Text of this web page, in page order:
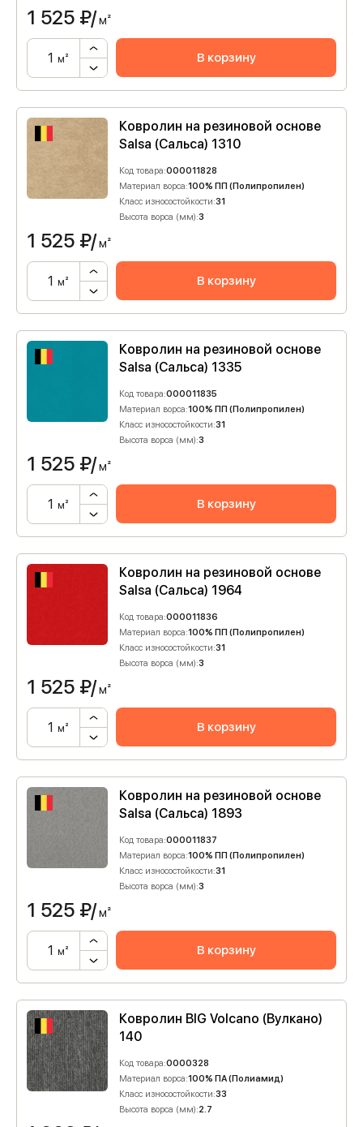
1 525 ₽/м²
м² В корзину
Ковролин на резиновой основе
Salsa (Сальса) 1310
Код товара:000011828
Материал ворса:100% ПП (Полипропилен)
Класс износостойкости:31
Высота ворса (мм):3
1 525 ₽/м²
м² В корзину
Ковролин на резиновой основе
Salsa (Сальса) 1335
Код товара:000011835
Материал ворса:100% ПП (Полипропилен)
Класс износостойкости:31
Высота ворса (мм):3
1 525 ₽/м²
м² В корзину
Ковролин на резиновой основе
Salsa (Сальса) 1964
Код товара:000011836
Материал ворса:100% ПП (Полипропилен)
Класс износостойкости:31
Высота ворса (мм):3
1 525 ₽/м²
м² В корзину
Ковролин на резиновой основе
Salsa (Сальса) 1893
Код товара:000011837
Материал ворса:100% ПП (Полипропилен)
Класс износостойкости:31
Высота ворса (мм):3
1 525 ₽/м²
м² В корзину
Ковролин BIG Volcano (Вулкано)
140
Код товара:0000328
Материал ворса:100% ПА (Полиамид)
Класс износостойкости:33
Высота ворса (мм):2.7